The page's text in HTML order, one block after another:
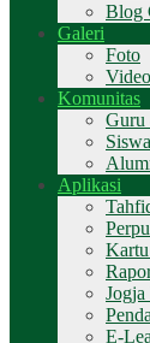
Blog
Galeri
Foto
Video
Komunitas
Guru
Siswa
Aplikasi
E-